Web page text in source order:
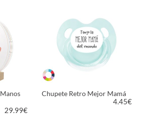
29.99€
Chupete Retro Mejor Mamá
4.45€